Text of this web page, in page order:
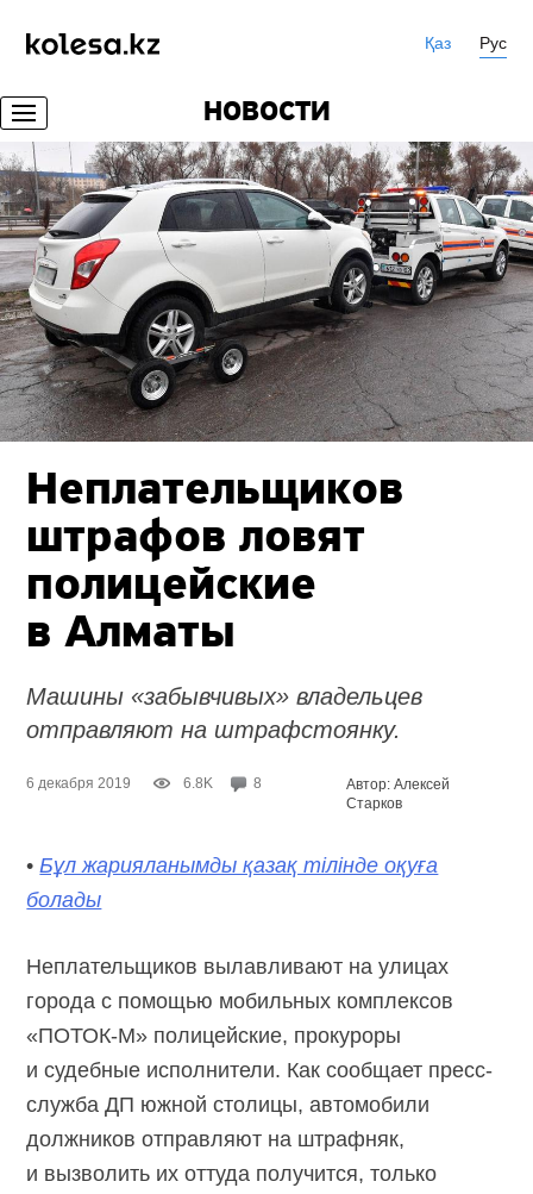
Қаз Рус
НОВОСТИ
Неплательщиков
штрафов ловят
полицейские
в Алматы
Машины «забывчивых» владельцев
отправляют на штрафстоянку.
6 декабря 2019 6.8K 8
Автор: Алексей
Старков
•Бұл жарияланымды қазақ тілінде оқуға
болады
Неплательщиков вылавливают на улицах
города с помощью мобильных комплексов
«ПОТОК-М» полицейские, прокуроры
и судебные исполнители. Как сообщает пресс-
служба ДП южной столицы, автомобили
должников отправляют на штрафняк,
и вызволить их оттуда получится, только